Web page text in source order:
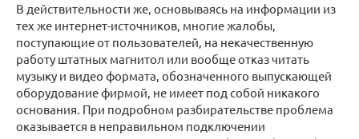
В действительности же, основываясь на информации из
тех же интернет-источников, многие жалобы,
поступающие от пользователей, на некачественную
работу штатных магнитол или вообще отказ читать
музыку и видео формата, обозначенного выпускающей
оборудование фирмой, не имеет под собой никакого
основания. При подробном разбирательстве проблема
оказывается в неправильном подключении